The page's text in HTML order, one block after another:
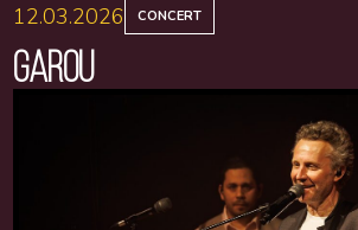
12.03.2026 CONCERT
GAROU